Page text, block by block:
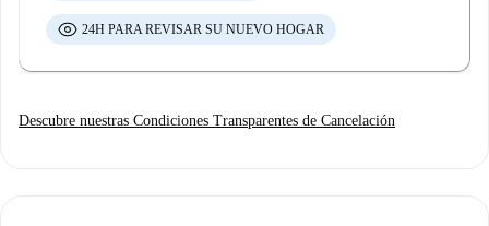
24H PARA REVISAR SU NUEVO HOGAR
Descubre nuestras Condiciones Transparentes de Cancelación